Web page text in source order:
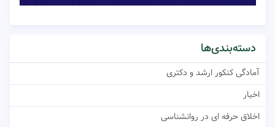
دسته‌بندی‌ها
آمادگی کنکور ارشد و دکتری
اخبار
اخلاق حرفه ای در روانشناسی